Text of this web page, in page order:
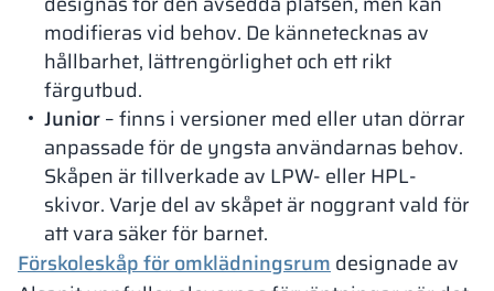
modifieras vid behov. De kännetecknas av
hållbarhet, lättrengörlighet och ett rikt
färgutbud.
Junior– finns i versioner med eller utan dörrar
anpassade för de yngsta användarnas behov.
Skåpen är tillverkade av LPW- eller HPL-
skivor. Varje del av skåpet är noggrant vald för
att vara säker för barnet.
Förskoleskåp för omklädningsrumdesignade av